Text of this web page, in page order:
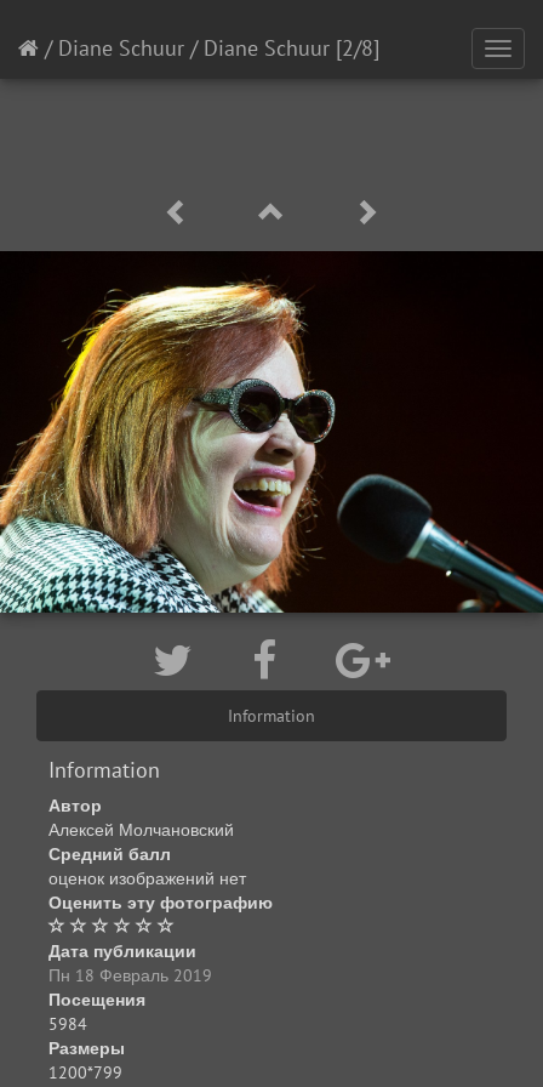
/ Diane Schuur / Diane Schuur [2/8]
Information
Information
Автор
Алексей Молчановский
Средний балл
оценок изображений нет
Оценить эту фотографию
Дата публикации
Пн 18 Февраль 2019
Посещения
5984
Размеры
1200*799